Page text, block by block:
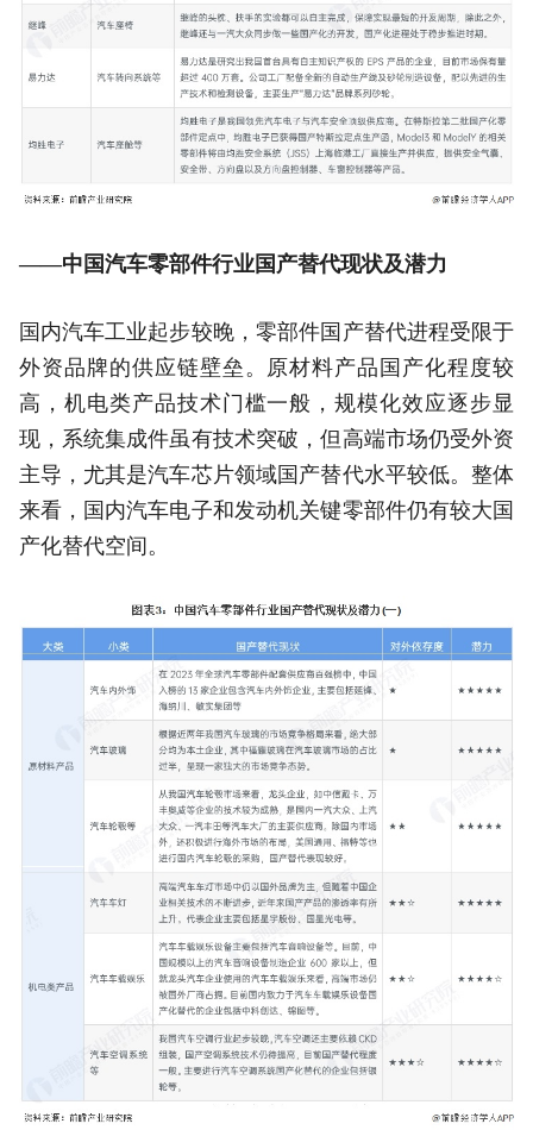
——中国汽车零部件行业国产替代现状及潜力
国内汽车工业起步较晚，零部件国产替代进程受限于
外资品牌的供应链壁垒。原材料产品国产化程度较
高，机电类产品技术门槛一般，规模化效应逐步显
现，系统集成件虽有技术突破，但高端市场仍受外资
主导，尤其是汽车芯片领域国产替代水平较低。整体
来看，国内汽车电子和发动机关键零部件仍有较大国
产化替代空间。